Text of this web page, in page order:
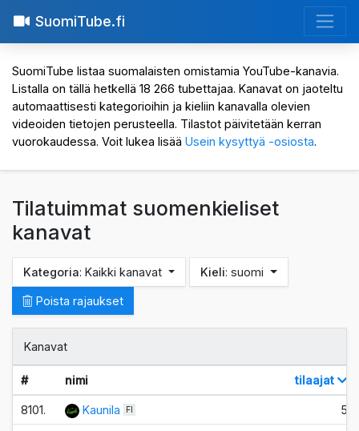
SuomiTube.fi
SuomiTube listaa suomalaisten omistamia YouTube-kanavia.
Listalla on tällä hetkellä 18 266 tubettajaa. Kanavat on jaoteltu
automaattisesti kategorioihin ja kieliin kanavalla olevien
videoiden tietojen perusteella. Tilastot päivitetään kerran
vuorokaudessa. Voit lukea lisää Usein kysyttyä -osiosta.
Tilatuimmat suomenkieliset
kanavat
Kategoria: Kaikki kanavat Kieli: suomi
Poista rajaukset
Kanavat
# nimi tilaajat
8101. Kaunila FI 5